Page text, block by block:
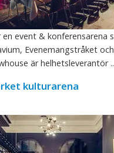
en event & konferensarena
Evenemangstråket
är helhetsleverantör
kulturarena